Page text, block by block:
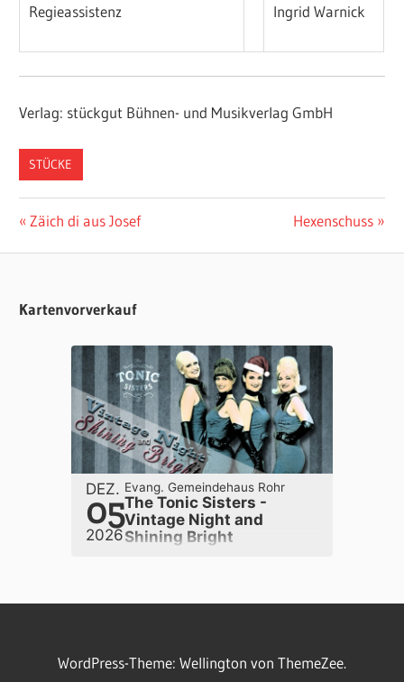
Regieassistenz Ingrid Warnick
Verlag: stückgut Bühnen- und Musikverlag GmbH
STÜCKE
Beitragsnavigation
Vorheriger
Zäich di aus Josef
Nächster
Hexenschuss
Kartenvorverkauf
DEZ.
05
2026
Evang. Gemeindehaus Rohr
The Tonic Sisters -
Vintage Night and
Shining Bright
WordPress-Theme: Wellington von ThemeZee.